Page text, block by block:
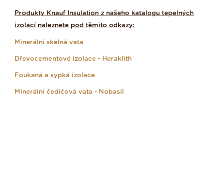
Produkty Knauf Insulation z našeho katalogu tepelných
izolací naleznete pod těmito odkazy:
Minerální skelná vata
Dřevocementové izolace - Heraklith
Foukaná a sypká izolace
Minerální čedičová vata - Nobasil